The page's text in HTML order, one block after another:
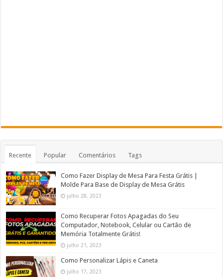
Recente Popular Comentários Tags
Como Fazer Display de Mesa Para Festa Grátis |
Molde Para Base de Display de Mesa Grátis
julho 28, 2023
Como Recuperar Fotos Apagadas do Seu
Computador, Notebook, Celular ou Cartão de
Memória Totalmente Grátis!
julho 21, 2023
Como Personalizar Lápis e Caneta
julho 17, 2023